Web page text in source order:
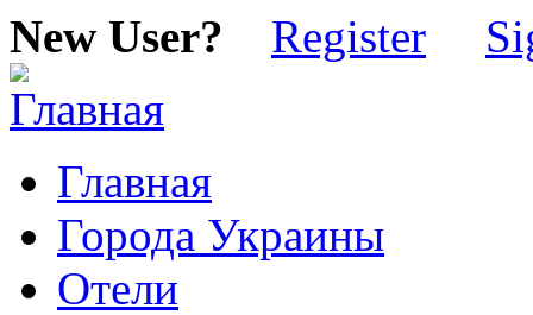
New User? Register
Главная
Города Украины
Отели